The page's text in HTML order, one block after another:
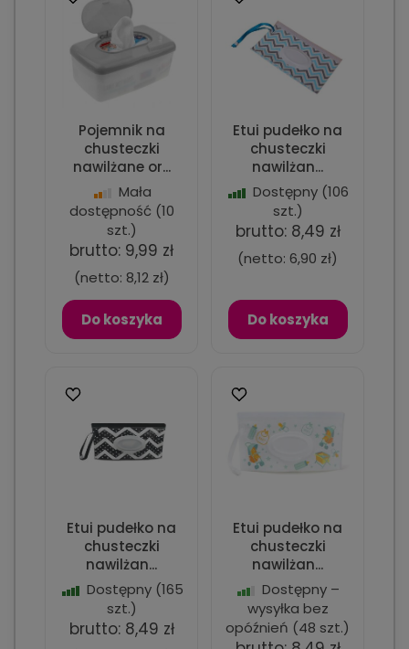
Pojemnik na
chusteczki
nawilżane or...
Mała
dostępność (10
szt.)
brutto: 9,99 zł
(netto: 8,12 zł)
Do koszyka
Etui pudełko na
chusteczki
nawilżan...
Dostępny (106
szt.)
brutto: 8,49 zł
(netto: 6,90 zł)
Do koszyka
Etui pudełko na
chusteczki
nawilżan...
Dostępny(165
szt.)
brutto: 8,49 zł
Etui pudełko na
chusteczki
nawilżan...
Dostępny –
wysyłka bez
opóźnień (48 szt.)